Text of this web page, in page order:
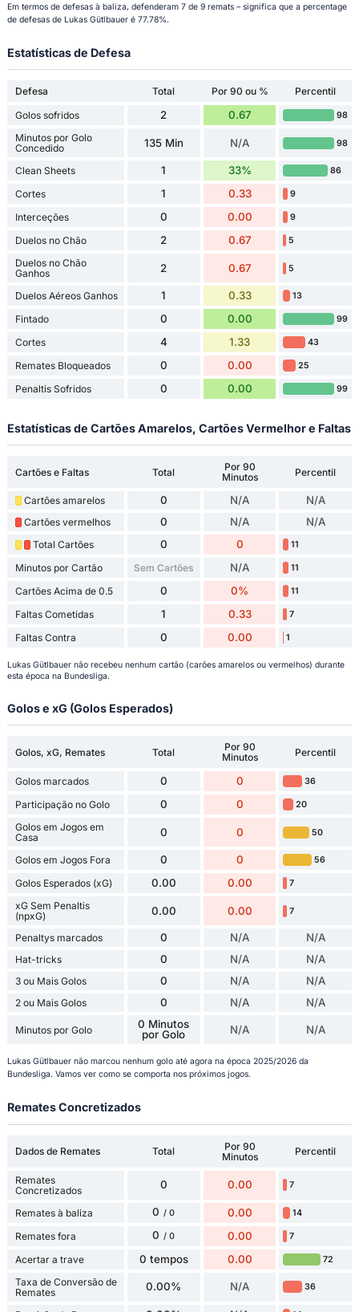
Em termos de defesas à baliza, defenderam 7 de 9 remats – significa que a percentage
de defesas de Lukas Gütlbauer é 77.78%.
Estatísticas de Defesa
Defesa Total Por 90 ou %
Percentil
Golos sofridos
2 0.67 98
Minutos por Golo
Concedido
135 Min N/A 98
Clean Sheets 1 33% 86
Cortes 1 0.33 9
Interceções 0 0.00 9
Duelos no Chão 2 0.67 5
Duelos no Chão
Ganhos
2 0.67 5
Duelos Aéreos Ganhos 1 0.33 13
Fintado 0 0.00 99
Cortes 4 1.33 43
Remates Bloqueados 0 0.00 25
Penaltis Sofridos 0 0.00 99
Estatísticas de Cartões Amarelos, Cartões Vermelhor e Faltas
Cartões e Faltas Total
Por 90
Minutos
Percentil
Cartões amarelos 0 N/A N/A
Cartões vermelhos 0 N/A N/A
Total Cartões 0 0 11
Minutos por Cartão Sem Cartões N/A 11
Cartões Acima de 0.5 0 0% 11
Faltas Cometidas 1 0.33 7
Faltas Contra 0 0.00 1
Lukas Gütlbauer não recebeu nenhum cartão (carões amarelos ou vermelhos) durante
esta época na Bundesliga.
Golos e xG (Golos Esperados)
Golos, xG, Remates Total
Por 90
Minutos
Percentil
Golos marcados 0 0 36
Participação no Golo 0 0 20
Golos em Jogos em
Casa
0 0 50
Golos em Jogos Fora 0 0 56
Golos Esperados (xG) 0.00 0.00 7
xG Sem Penaltis
(npxG)
0.00 0.00 7
Penaltys marcados 0 N/A N/A
Hat-tricks 0 N/A N/A
3 ou Mais Golos 0 N/A N/A
2 ou Mais Golos 0 N/A N/A
Minutos por Golo
0 Minutos
por Golo
N/A N/A
Lukas Gütlbauer não marcou nenhum golo até agora na época 2025/2026 da
Bundesliga. Vamos ver como se comporta nos próximos jogos.
Remates Concretizados
Dados de Remates Total
Por 90
Minutos
Percentil
Remates
Concretizados
0 0.00 7
Remates à baliza 0 / 0 0.00 14
Remates fora 0 / 0 0.00 7
Acertar a trave 0 tempos 0.00 72
Taxa de Conversão de
Remates
0.00% N/A 36